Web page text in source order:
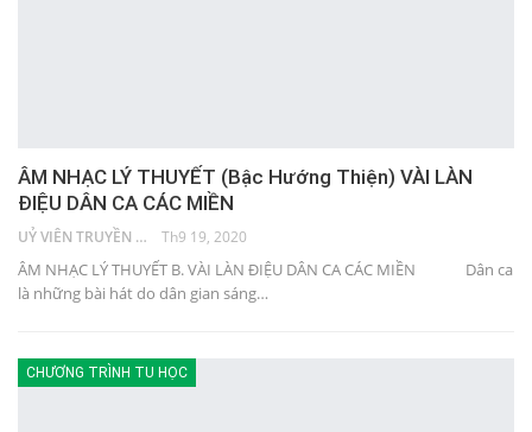
ÂM NHẠC LÝ THUYẾT (Bậc Hướng Thiện) VÀI LÀN
ĐIỆU DÂN CA CÁC MIỀN
UỶ VIÊN TRUYỀN THÔNG Th9 19, 2020
ÂM NHẠC LÝ THUYẾT B. VÀI LÀN ĐIỆU DÂN CA CÁC MIỀN Dân ca
là những bài hát do dân gian sáng…
CHƯƠNG TRÌNH TU HỌC